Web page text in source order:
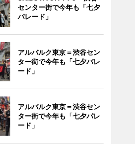
センター街で今年も「七夕
パレード」
アルバルク東京＝渋谷セン
ター街で今年も「七夕パレ
ード」
アルバルク東京＝渋谷セン
ター街で今年も「七夕パレ
ード」